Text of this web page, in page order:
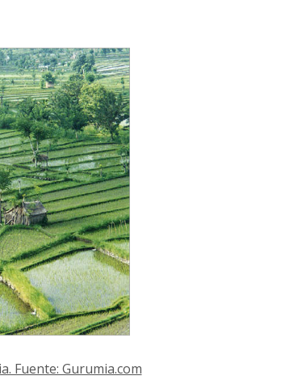
Fuente: Gurumia.com